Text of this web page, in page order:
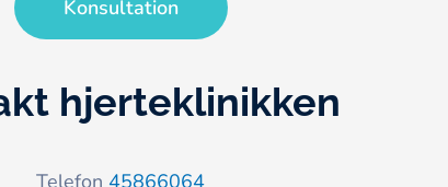
Konsultation
hjerteklinikken
Telefon 45866064